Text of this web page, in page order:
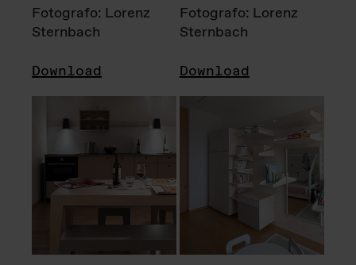
Fotografo: Lorenz
Sternbach
Download
Fotografo: Lorenz
Sternbach
Download